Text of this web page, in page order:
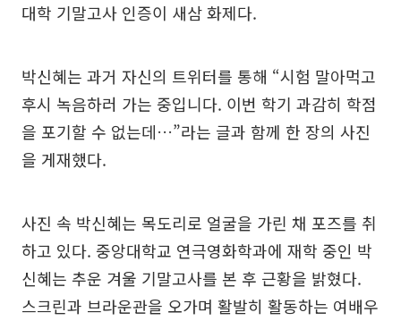
대학 기말고사 인증이 새삼 화제다.
박신혜는 과거 자신의 트위터를 통해 “시험 말아먹고
후시 녹음하러 가는 중입니다. 이번 학기 과감히 학점
을 포기할 수 없는데…”라는 글과 함께 한 장의 사진
을 게재했다.
사진 속 박신혜는 목도리로 얼굴을 가린 채 포즈를 취
하고 있다. 중앙대학교 연극영화학과에 재학 중인 박
신혜는 추운 겨울 기말고사를 본 후 근황을 밝혔다.
스크린과 브라운관을 오가며 활발히 활동하는 여배우